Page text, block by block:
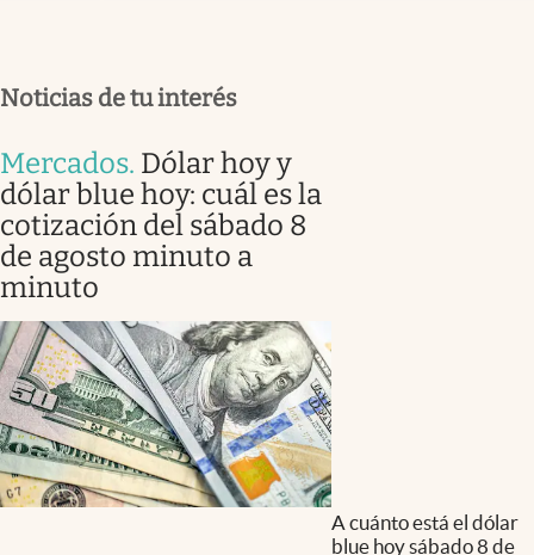
Noticias de tu interés
Mercados. Dólar hoy y
dólar blue hoy: cuál es la
cotización del sábado 8
de agosto minuto a
minuto
A cuánto está el dólar
blue hoy sábado 8 de